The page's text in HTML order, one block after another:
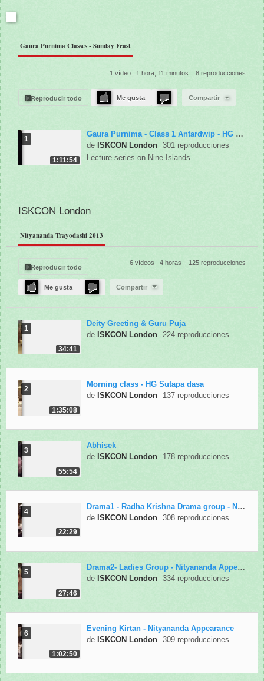
Gaura Purnima Classes - Sunday Feast
1 vídeo 1 hora, 11 minutos 8 reproducciones
Reproducir todo Me gusta Compartir
1:11:54
1
Gaura Purnima - Class 1 Antardwip - HG Krishna Kirtan das
de ISKCON London 301 reproducciones
Lecture series on Nine Islands
ISKCON London
Nityananda Trayodashi 2013
6 vídeos 4 horas 125 reproducciones
Reproducir todo
Me gusta Compartir
34:41
1
Deity Greeting & Guru Puja
de ISKCON London 224 reproducciones
1:35:08
2
Morning class - HG Sutapa dasa
de ISKCON London 137 reproducciones
55:54
3
Abhisek
de ISKCON London 178 reproducciones
22:29
4
Drama1 - Radha Krishna Drama group - Nityananda Appearance
de ISKCON London 308 reproducciones
27:46
5
Drama2- Ladies Group - Nityananda Appearance
de ISKCON London 334 reproducciones
1:02:50
6
Evening Kirtan - Nityananda Appearance
de ISKCON London 309 reproducciones